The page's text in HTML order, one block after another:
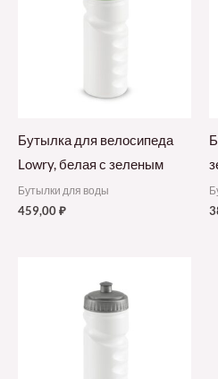
Бутылка для велосипеда
Lowry, белая с зеленым
Бутылки для воды
459,00₽